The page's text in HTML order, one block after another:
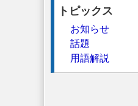
トピックス
お知らせ
話題
用語解説